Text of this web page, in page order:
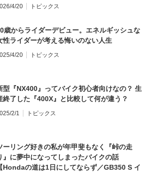
？ 4/20 トピックス
歳からライダーデビュー。エネルギッシュな
性ライダーが考える悔いのない人生
4/20 トピックス
型『NX400』ってバイク初心者向けなの？ 生
終了した『400X』と比較して何が違う？
2/1 トピックス
ーリング好きの私が年甲斐もなく『峠の走
』に夢中になってしまったバイクの話
【Hondaの道は1日にしてならず／GB350 S イ